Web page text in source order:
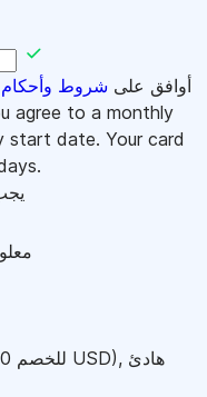
أوافق على شروط وأحكام
agree to a monthly
start date. Your card
USD), هادئ